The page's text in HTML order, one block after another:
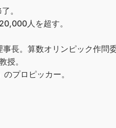
。
人を超す。
長。算数オリンピック作問委
授。
プロピッカー。